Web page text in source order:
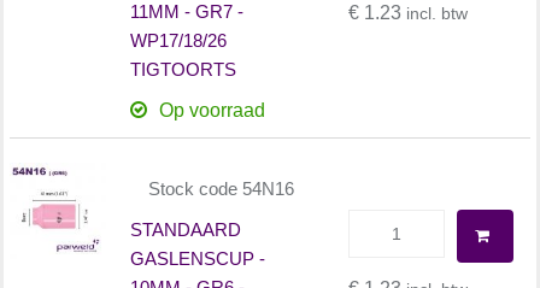
11MM - GR7 -
WP17/18/26
TIGTOORTS
Op voorraad
€ 1.23 incl. btw
Stock code 54N16
STANDAARD
GASLENSCUP -